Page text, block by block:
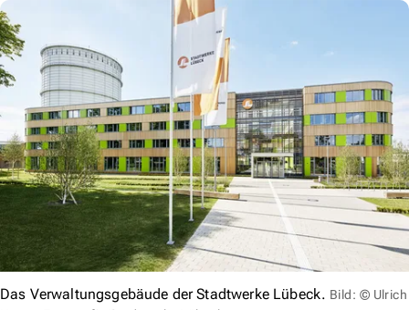
Das Verwaltungsgebäude der Stadtwerke Lübeck. Bild: © Ulrich